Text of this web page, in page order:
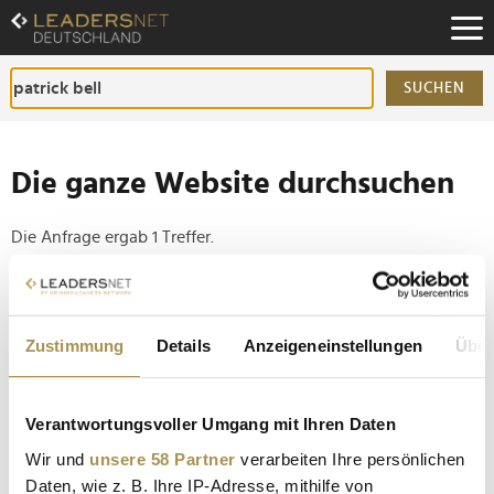
Zustimmung Details Anzeigeneinstellungen
Verantwortungsvoller Umgang mit Ihren Daten
Wir und unsere 58 Partner verarbeiten Ihre persönlichen
Daten, wie z. B. Ihre IP-Adresse, mithilfe von
Zum
Inhalt
Zur
Fußzeilen-
Navigation
SUCHEN
Die ganze Website durchsuchen
Die Anfrage ergab 1 Treffer.
Tipp
Seiten suchen, die genau diese Wortgruppe enthalten:
Personalie: Patrick Bell